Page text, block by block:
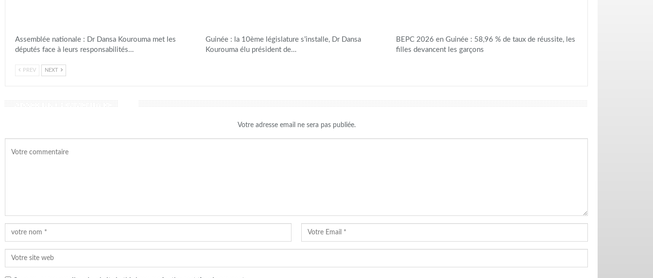
Assemblée nationale : Dr Dansa Kourouma met les
députés face à leurs responsabilités…
Guinée : la 10ème législature s’installe, Dr Dansa
Kourouma élu président de…
BEPC 2026 en Guinée : 58,96 % de taux de réussite, les
filles devancent les garçons
PREV NEXT
LAISSER UN COMMENTAIRE
Votre adresse email ne sera pas publiée.